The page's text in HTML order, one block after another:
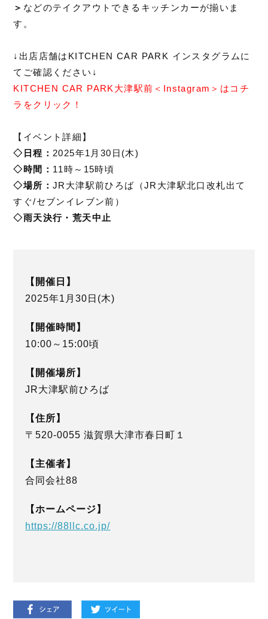
＞ などのテイクアウトできるキッチンカーが揃いま
す。
↓出店店舗はKITCHEN CAR PARK インスタグラムに
てご確認ください↓
KITCHEN CAR PARK大津駅前＜Instagram＞はコチ
ラをクリック！
【イベント詳細】
◇日程： 2025年1月30日(木)
◇時間： 11時～15時頃
◇場所：JR大津駅前ひろば（JR大津駅北口改札出て
すぐ/セブンイレブン前）
◇雨天決行・荒天中止
【開催日】
2025年1月30日(木)
【開催時間】
10:00～15:00頃
【開催場所】
JR大津駅前ひろば
【住所】
〒520-0055 滋賀県大津市春日町１
【主催者】
合同会社88
【ホームページ】
https://88llc.co.jp/